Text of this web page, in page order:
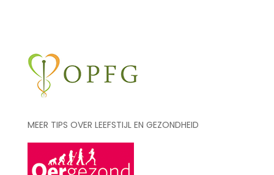
MEER TIPS OVER LEEFSTIJL EN GEZONDHEID